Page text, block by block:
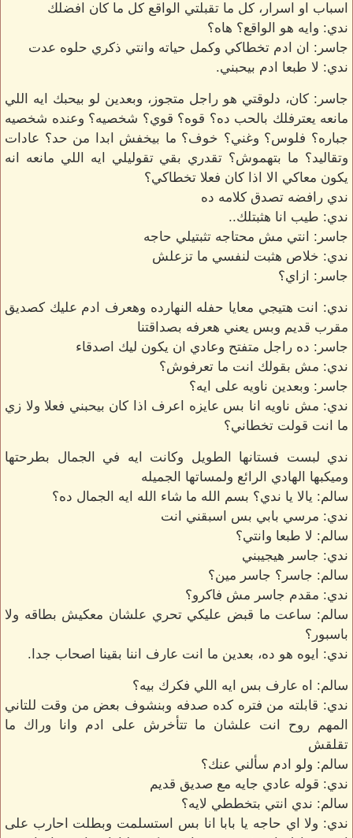
اسباب او اسرار، كل ما تقبلتي الواقع كل ما كان افضلك
ندي: وايه هو الواقع؟ هاه؟
جاسر: ان ادم تخطاكي وكمل حياته وانتي ذكري حلوه عدت
ندي: لا طبعا ادم بيحبني.
جاسر: كان، دلوقتي هو راجل متجوز، وبعدين لو بيحبك ايه اللي
مانعه يعترفلك بالحب ده؟ قوه؟ قوي؟ شخصيه؟ وعنده شخصيه
جباره؟ فلوس؟ وغني؟ خوف؟ ما بيخفش ابدا من حد؟ عادات
وتقاليد؟ ما بتهموش؟ تقدري بقي تقوليلي ايه اللي مانعه انه
يكون معاكي الا اذا كان فعلا تخطاكي؟
ندي رافضه تصدق كلامه ده
ندي: طيب انا هثبتلك..
جاسر: انتي مش محتاجه تثبتيلي حاجه
ندي: خلاص هثبت لنفسي ما تزعلش
جاسر: ازاي؟
ندي: انت هتيجي معايا حفله النهارده وهعرف ادم عليك كصديق
مقرب قديم وبس يعني هعرفه بصداقتنا
جاسر: ده راجل متفتح وعادي ان يكون ليك اصدقاء
ندي: مش بقولك انت ما تعرفوش؟
جاسر: وبعدين ناويه على ايه؟
ندي: مش ناويه انا بس عايزه اعرف اذا كان بيحبني فعلا ولا زي
ما انت قولت تخطاني؟
ندي لبست فستانها الطويل وكانت ايه في الجمال بطرحتها
وميكبها الهادي الرائع ولمساتها الجميله
سالم: يالا يا ندي؟ بسم الله ما شاء الله ايه الجمال ده؟
ندي: مرسي بابي بس اسبقني انت
سالم: لا طبعا وانتي؟
ندي: جاسر هيجيبني
سالم: جاسر؟ جاسر مين؟
ندي: مقدم جاسر مش فاكرو؟
سالم: ساعت ما قبض عليكي تحري علشان معكيش بطاقه ولا
باسبور؟
ندي: ايوه هو ده، بعدين ما انت عارف اننا بقينا اصحاب جدا.
سالم: اه عارف بس ايه اللي فكرك بيه؟
ندي: قابلته من فتره كده صدفه وبنشوف بعض من وقت للتاني
المهم روح انت علشان ما تتأخرش على ادم وانا وراك ما
تقلقش
سالم: ولو ادم سألني عنك؟
ندي: قوله عادي جايه مع صديق قديم
سالم: ندي انتي بتخططي لايه؟
ندي: ولا اي حاجه يا بابا انا بس استسلمت وبطلت احارب على